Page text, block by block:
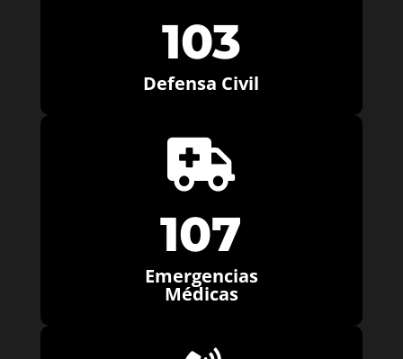
103
Defensa Civil

107
Emergencias
Médicas